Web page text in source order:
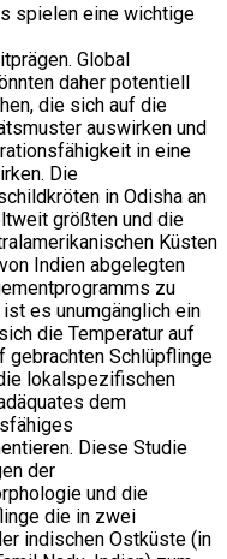
spielen eine wichtige
Global
daher potentiell
die sich auf die
auswirken und
in eine
Die
in Odisha an
größten und die
Küsten
Indien abgelegten
zu
es unumgänglich ein
die Temperatur auf
gebrachten Schlüpflinge
lokalspezifischen
dem
Diese Studie
der
und die
die in zwei
indischen Ostküste (in